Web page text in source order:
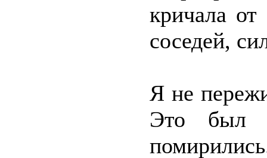
кричала
соседей,
Я не
Это был